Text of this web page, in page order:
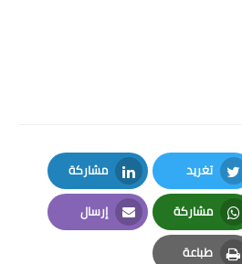
تغريد
Twitter
مشاركة
LinkedIn
مشاركة
Whatsapp
إرسال
Email
طباعة